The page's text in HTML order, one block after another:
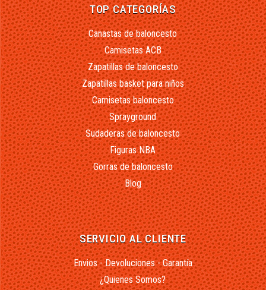
TOP CATEGORÍAS
Canastas de baloncesto
Camisetas ACB
Zapatillas de baloncesto
Zapatillas basket para niños
Camisetas baloncesto
Sprayground
Sudaderas de baloncesto
Figuras NBA
Gorras de baloncesto
Blog
SERVICIO AL CLIENTE
Envios - Devoluciones - Garantía
¿Quienes Somos?